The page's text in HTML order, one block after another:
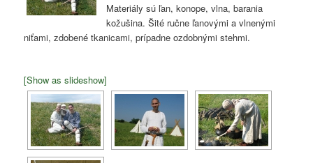
Materiály sú ľan, konope, vlna, barania
kožušina. Šité ručne ľanovými a vlnenými
niťami, zdobené tkanicami, prípadne ozdobnými stehmi.
[Show as slideshow]